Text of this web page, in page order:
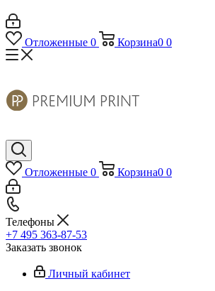
Отложенные 0 Корзина0 0
Отложенные 0 Корзина0 0
Телефоны
+7 495 363-87-53
Заказать звонок
Личный кабинет